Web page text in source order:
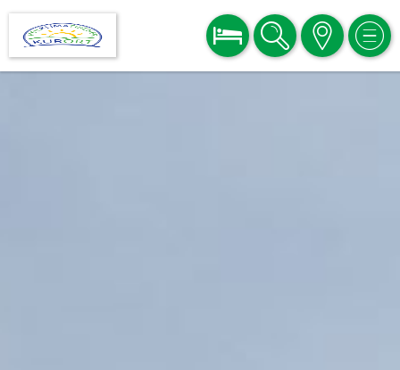
BUCHEN SUCHE KARTE MENÜ